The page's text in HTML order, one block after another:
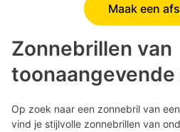
Maak een
Zonnebrillen van
toonaangevende
Op zoek naar een zonnebril van
vind je stijlvolle zonnebrillen van